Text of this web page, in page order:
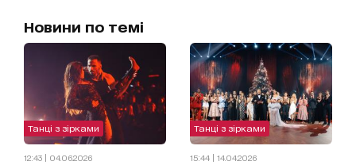
Новини по темі
Танці з зірками
12:43 | 04.06.2026
Танці з зірками
15:44 | 14.04.2026